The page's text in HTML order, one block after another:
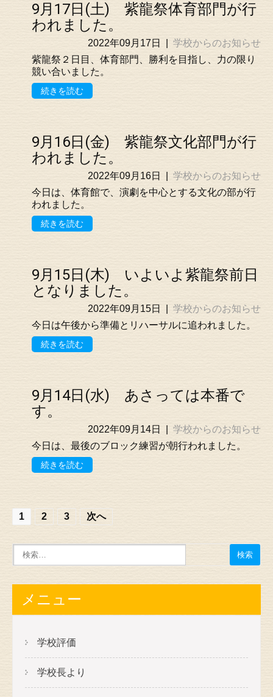
9月17日(土) 紫龍祭体育部門が行
われました。
2022年09月17日
学校からのお知らせ
紫龍祭２日目、体育部門、勝利を目指し、力の限り
競い合いました。
続きを読む
9月16日(金) 紫龍祭文化部門が行
われました。
2022年09月16日
学校からのお知らせ
今日は、体育館で、演劇を中心とする文化の部が行
われました。
続きを読む
9月15日(木) いよいよ紫龍祭前日
となりました。
2022年09月15日
学校からのお知らせ
今日は午後から準備とリハーサルに追われました。
続きを読む
9月14日(水) あさっては本番で
す。
2022年09月14日
学校からのお知らせ
今日は、最後のブロック練習が朝行われました。
続きを読む
投
稿
の
ビ
ゲ
ー
シ
ョ
1 2 3 次へ
メニュー
学校評価
学校長より